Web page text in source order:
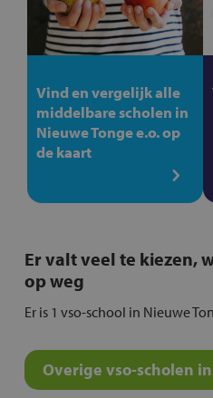
Vind en vergelijk alle
middelbare scholen in
Nieuwe Tonge e.o. op
de kaart
Er valt veel te kiezen,
op weg
Er is 1 vso-school in Nieuwe
Overige vso-scholen